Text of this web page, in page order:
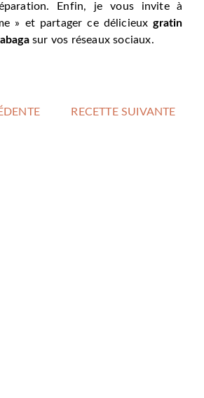
Enfin, je vous invite à
» et partager ce délicieuxgratin
sur vos réseaux sociaux.
RECETTE SUIVANTE